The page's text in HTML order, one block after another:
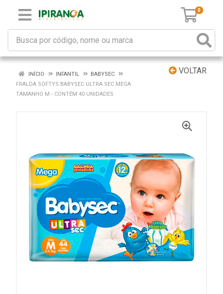
0
VOLTAR
INÍCIO INFANTIL
BABYSEC
FRALDA SOFTYS BABYSEC ULTRA SEC MEGA
TAMANHO M - CONTÉM 40 UNIDADES